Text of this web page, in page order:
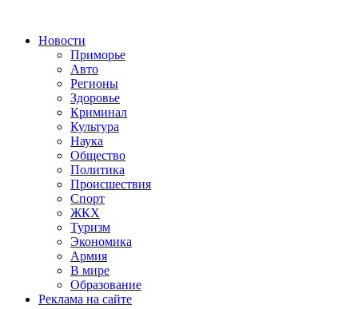
Новости
Приморье
Авто
Регионы
Здоровье
Криминал
Культура
Наука
Общество
Политика
Происшествия
Спорт
ЖКХ
Туризм
Экономика
Армия
В мире
Образование
Реклама на сайте